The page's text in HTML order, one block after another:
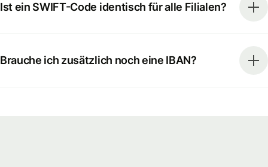
Ist ein SWIFT-Code identisch für alle Filialen?
Brauche ich zusätzlich noch eine IBAN?